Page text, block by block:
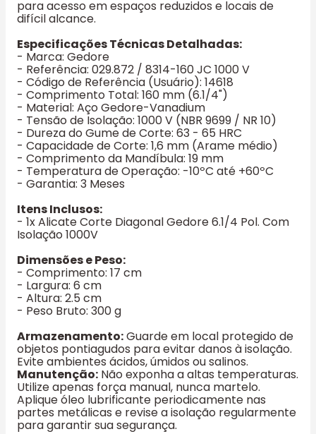
para acesso em espaços reduzidos e locais de
difícil alcance.
Especificações Técnicas Detalhadas:
- Marca: Gedore
- Referência: 029.872 / 8314-160 JC 1000 V
- Código de Referência (Usuário): 14618
- Comprimento Total: 160 mm (6.1/4")
- Material: Aço Gedore-Vanadium
- Tensão de Isolação: 1000 V (NBR 9699 / NR 10)
- Dureza do Gume de Corte: 63 - 65 HRC
- Capacidade de Corte: 1,6 mm (Arame médio)
- Comprimento da Mandíbula: 19 mm
- Temperatura de Operação: -10ºC até +60ºC
- Garantia: 3 Meses
Itens Inclusos:
- 1x Alicate Corte Diagonal Gedore 6.1/4 Pol. Com
Isolação 1000V
Dimensões e Peso:
- Comprimento: 17 cm
- Largura: 6 cm
- Altura: 2.5 cm
- Peso Bruto: 300 g
Armazenamento:Guarde em local protegido de
objetos pontiagudos para evitar danos à isolação.
Evite ambientes ácidos, úmidos ou salinos.
Manutenção: Não exponha a altas temperaturas.
Utilize apenas força manual, nunca martelo.
Aplique óleo lubrificante periodicamente nas
partes metálicas e revise a isolação regularmente
para garantir sua segurança.